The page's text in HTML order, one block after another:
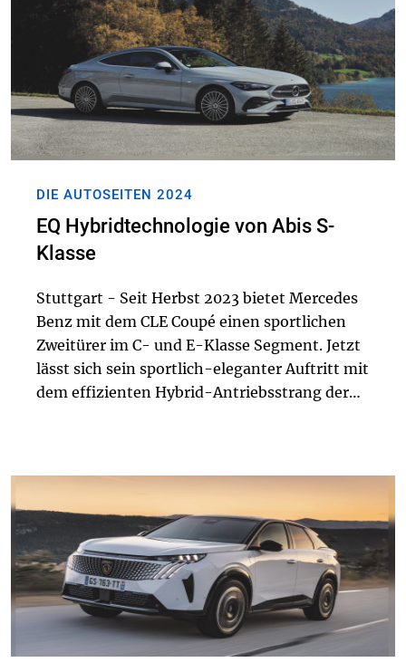
DIE AUTOSEITEN 2024
EQ Hybridtechnologie von Abis S-
Klasse
Stuttgart - Seit Herbst 2023 bietet Mercedes
Benz mit dem CLE Coupé einen sportlichen
Zweitürer im C- und E-Klasse Segment. Jetzt
lässt sich sein sportlich-eleganter Auftritt mit
dem effizienten Hybrid-Antriebsstrang der